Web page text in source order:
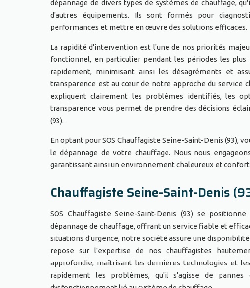
dépannage de divers types de systèmes de chauffage,
d'autres équipements. Ils sont formés pour
performances et mettre en œuvre des solutions efficaces.
La rapidité d'intervention est l'une de nos priorités
fonctionnel, en particulier pendant les périodes les
rapidement, minimisant ainsi les désagréments et
transparence est au cœur de notre approche du service
expliquent clairement les problèmes identifiés, les
transparence vous permet de prendre des décisions
(93).
En optant pour SOS Chauffagiste Seine-Saint-Denis (93),
le dépannage de votre chauffage. Nous nous
garantissant ainsi un environnement chaleureux et
Chauffagiste Seine-Saint-Denis
SOS Chauffagiste Seine-Saint-Denis (93) se
dépannage de chauffage, offrant un service fiable et
situations d'urgence, notre société assure une
repose sur l'expertise de nos chauffagistes
approfondie, maîtrisant les dernières technologies et
rapidement les problèmes, qu'il s'agisse de